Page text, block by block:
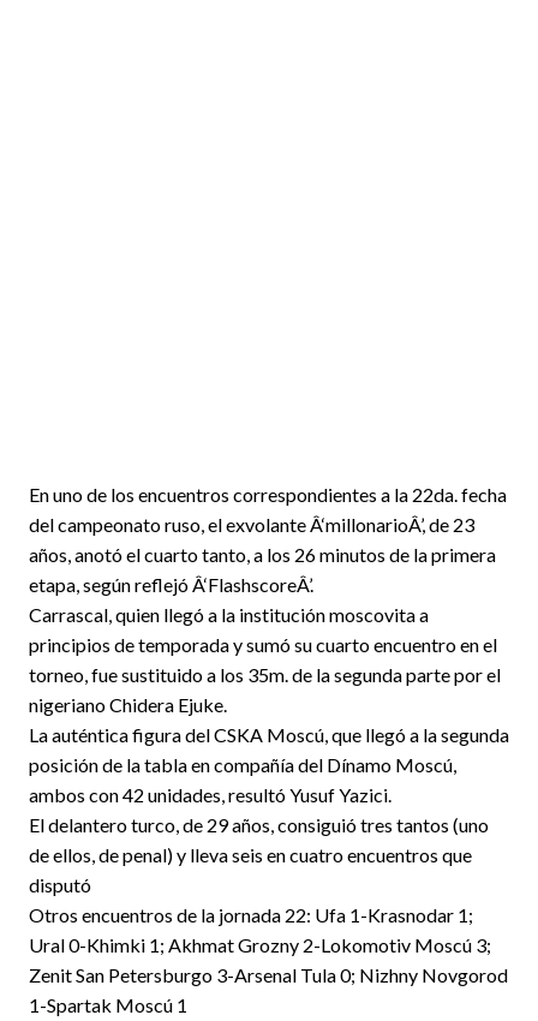
En uno de los encuentros correspondientes a la 22da. fecha
del campeonato ruso, el exvolante Â‘millonarioÂ’, de 23
años, anotó el cuarto tanto, a los 26 minutos de la primera
etapa, según reflejó Â‘FlashscoreÂ’.
Carrascal, quien llegó a la institución moscovita a
principios de temporada y sumó su cuarto encuentro en el
torneo, fue sustituido a los 35m. de la segunda parte por el
nigeriano Chidera Ejuke.
La auténtica figura del CSKA Moscú, que llegó a la segunda
posición de la tabla en compañía del Dínamo Moscú,
ambos con 42 unidades, resultó Yusuf Yazici.
El delantero turco, de 29 años, consiguió tres tantos (uno
de ellos, de penal) y lleva seis en cuatro encuentros que
disputó
Otros encuentros de la jornada 22: Ufa 1-Krasnodar 1;
Ural 0-Khimki 1; Akhmat Grozny 2-Lokomotiv Moscú 3;
Zenit San Petersburgo 3-Arsenal Tula 0; Nizhny Novgorod
1-Spartak Moscú 1